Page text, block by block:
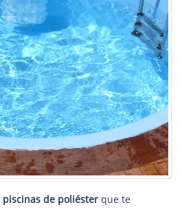
piscinas de poliéster que te